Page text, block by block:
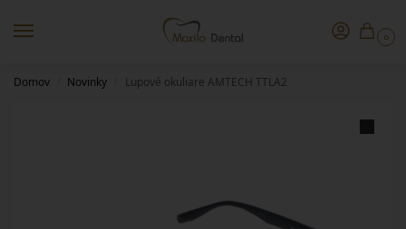
0
Domov Novinky Lupové okuliare AMTECH TTLA2